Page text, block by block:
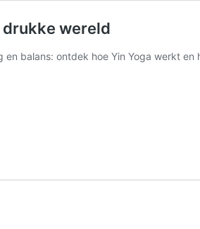
drukke wereld
en balans: ontdek hoe Yin Yoga werkt